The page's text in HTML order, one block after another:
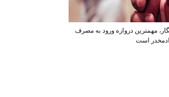
مهمترین دروازه ورود به مصرف
است